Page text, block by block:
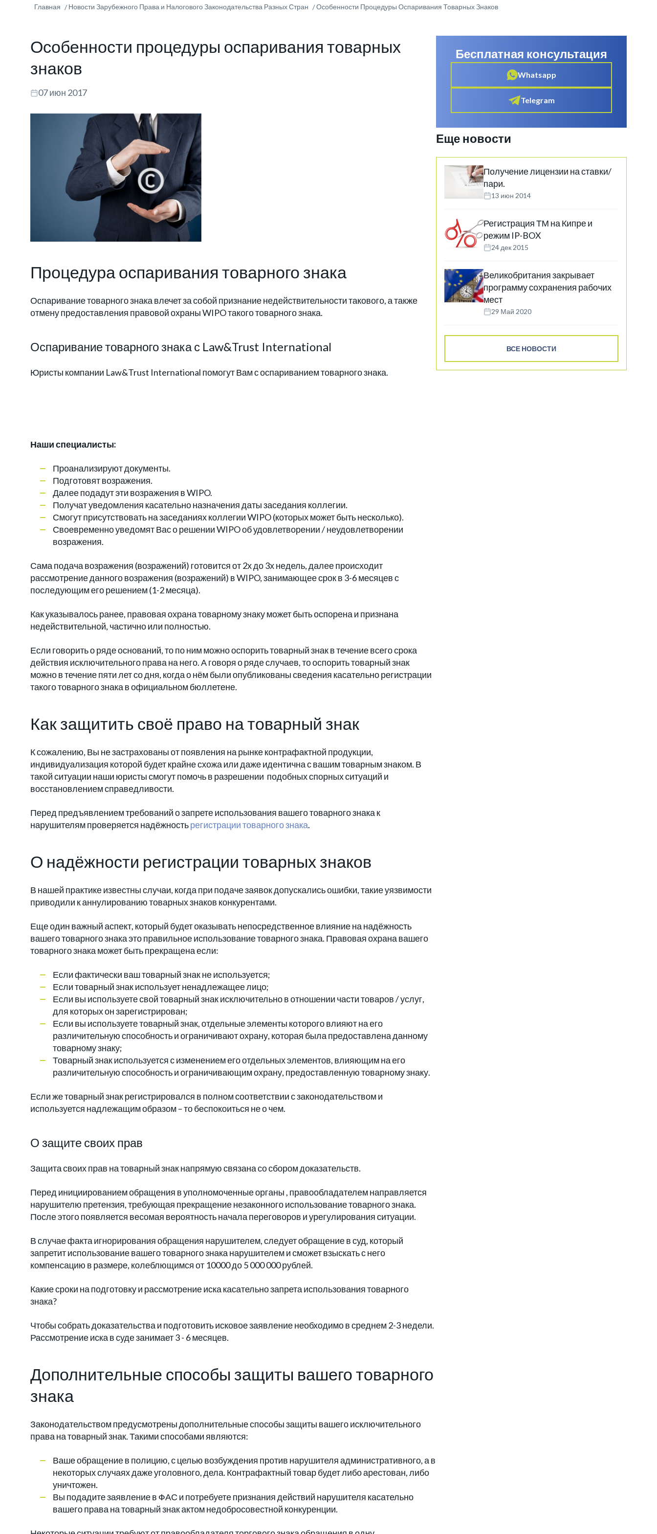
Главная Новости Зарубежного Права и Налогового Законодательства Разных Стран Особенности Процедуры Оспаривания Товарных Знаков
Особенности процедуры оспаривания товарных
знаков
07 июн 2017
Процедура оспаривания товарного знака
Оспаривание товарного знака влечет за собой признание недействительности такового, а также
отмену предоставления правовой охраны WIPO такого товарного знака.
Оспаривание товарного знака с Law&Trust International
Юристы компании Law&Trust International помогут Вам с оспариванием товарного знака.
Наши специалисты:
Проанализируют документы.
Подготовят возражения.
Далее подадут эти возражения в WIPO.
Получат уведомления касательно назначения даты заседания коллегии.
Смогут присутствовать на заседаниях коллегии WIPO (которых может быть несколько).
Своевременно уведомят Вас о решении WIPO об удовлетворении / неудовлетворении
возражения.
Сама подача возражения (возражений) готовится от 2х до 3х недель, далее происходит
рассмотрение данного возражения (возражений) в WIPO, занимающее срок в 3-6 месяцев с
последующим его решением (1-2 месяца).
Как указывалось ранее, правовая охрана товарному знаку может быть оспорена и признана
недействительной, частично или полностью.
Если говорить о ряде оснований, то по ним можно оспорить товарный знак в течение всего срока
действия исключительного права на него. А говоря о ряде случаев, то оспорить товарный знак
можно в течение пяти лет со дня, когда о нём были опубликованы сведения касательно регистрации
такого товарного знака в официальном бюллетене.
Как защитить своё право на товарный знак
К сожалению, Вы не застрахованы от появления на рынке контрафактной продукции,
индивидуализация которой будет крайне схожа или даже идентична с вашим товарным знаком. В
такой ситуации наши юристы смогут помочь в разрешении подобных спорных ситуаций и
восстановлением справедливости.
Перед предъявлением требований о запрете использования вашего товарного знака к
нарушителям проверяется надёжностьрегистрации товарного знака.
О надёжности регистрации товарных знаков
В нашей практике известны случаи, когда при подаче заявок допускались ошибки, такие уязвимости
приводили к аннулированию товарных знаков конкурентами.
Еще один важный аспект, который будет оказывать непосредственное влияние на надёжность
вашего товарного знака это правильное использование товарного знака. Правовая охрана вашего
товарного знака может быть прекращена если:
Если фактически ваш товарный знак не используется;
Если товарный знак использует ненадлежащее лицо;
Если вы используете свой товарный знак исключительно в отношении части товаров / услуг,
для которых он зарегистрирован;
Если вы используете товарный знак, отдельные элементы которого влияют на его
различительную способность и ограничивают охрану, которая была предоставлена данному
товарному знаку;
Товарный знак используется с изменением его отдельных элементов, влияющим на его
различительную способность и ограничивающим охрану, предоставленную товарному знаку.
Если же товарный знак регистрировался в полном соответствии с законодательством и
используется надлежащим образом – то беспокоиться не о чем.
О защите своих прав
Защита своих прав на товарный знак напрямую связана со сбором доказательств.
Перед инициированием обращения в уполномоченные органы , правообладателем направляется
нарушителю претензия, требующая прекращение незаконного использование товарного знака.
После этого появляется весомая вероятность начала переговоров и урегулирования ситуации.
В случае факта игнорирования обращения нарушителем, следует обращение в суд, который
запретит использование вашего товарного знака нарушителем и сможет взыскать с него
компенсацию в размере, колеблющимся от 10000 до 5 000 000 рублей.
Какие сроки на подготовку и рассмотрение иска касательно запрета использования товарного
знака?
Чтобы собрать доказательства и подготовить исковое заявление необходимо в среднем 2-3 недели.
Рассмотрение иска в суде занимает 3 - 6 месяцев.
Дополнительные способы защиты вашего товарного
знака
Законодательством предусмотрены дополнительные способы защиты вашего исключительного
права на товарный знак. Такими способами являются:
Ваше обращение в полицию, с целью возбуждения против нарушителя административного, а в
некоторых случаях даже уголовного, дела. Контрафактный товар будет либо арестован, либо
уничтожен.
Вы подадите заявление в ФАС и потребуете признания действий нарушителя касательно
вашего права на товарный знак актом недобросовестной конкуренции.
Бесплатная консультация
Whatsapp
Telegram
Еще новости
Получение лицензии на ставки/
пари.
13 июн 2014
Регистрация ТМ на Кипре и
режим IP-BOX
24 дек 2015
Великобритания закрывает
программу сохранения рабочих
мест
29 Май 2020
ВСЕ НОВОСТИ